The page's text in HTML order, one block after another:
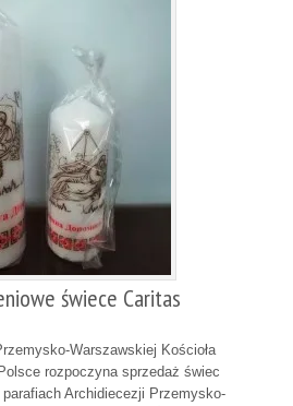
świece Caritas
Warszawskiej Kościoła
rozpoczyna sprzedaż świec
Archidiecezji Przemysko-